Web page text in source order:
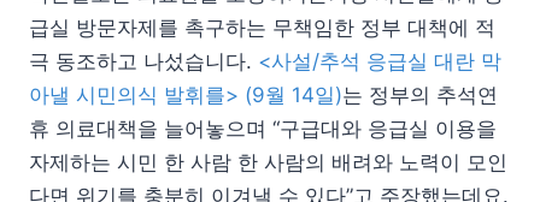
급실 방문자제를 촉구하는 무책임한 정부 대책에 적
극 동조하고 나섰습니다. <사설/추석 응급실 대란 막
아낼 시민의식 발휘를> (9월 14일)는 정부의 추석연
휴 의료대책을 늘어놓으며 “구급대와 응급실 이용을
자제하는 시민 한 사람 한 사람의 배려와 노력이 모인
다면 위기를 충분히 이겨낼 수 있다”고 주장했는데요.